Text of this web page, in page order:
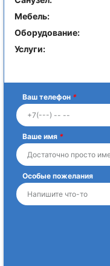
Мебель:
Оборудование:
Услуги:
Ваш телефон *
Ваше имя *
Особые пожелания